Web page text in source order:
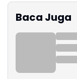
Baca Juga